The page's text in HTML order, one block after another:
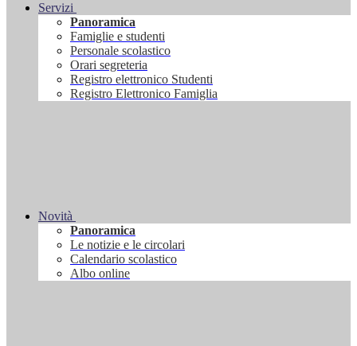
Servizi
Panoramica
Famiglie e studenti
Personale scolastico
Orari segreteria
Registro elettronico Studenti
Registro Elettronico Famiglia
Novità
Panoramica
Le notizie e le circolari
Calendario scolastico
Albo online